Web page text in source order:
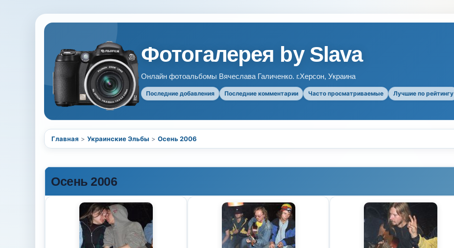
Фотогалерея by Slava
Онлайн фотоальбомы Вячеслава Галиченко. г.Херсон, Украина
Последние добавления Последние комментарии Часто просматриваемые Лучшие по рейтингу
Главная > Украинские Эльбы > Осень 2006
Осень 2006